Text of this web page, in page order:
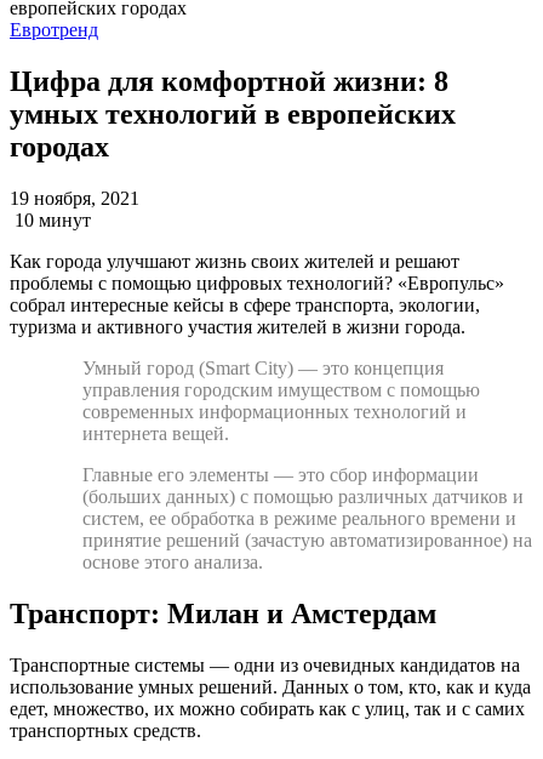
Евротренд
Цифра для комфортной жизни: 8
умных технологий в европейских
городах
19 ноября, 2021
10 минут
Как города улучшают жизнь своих жителей и решают
проблемы с помощью цифровых технологий? «Европульс»
собрал интересные кейсы в сфере транспорта, экологии,
туризма и активного участия жителей в жизни города.
Умный город (Smart City) — это концепция
управления городским имуществом с помощью
современных информационных технологий и
интернета вещей.
Главные его элементы — это сбор информации
(больших данных) с помощью различных датчиков и
систем, ее обработка в режиме реального времени и
принятие решений (зачастую автоматизированное) на
основе этого анализа.
Транспорт: Милан и Амстердам
Транспортные системы — одни из очевидных кандидатов на
использование умных решений. Данных о том, кто, как и куда
едет, множество, их можно собирать как с улиц, так и с самих
транспортных средств.